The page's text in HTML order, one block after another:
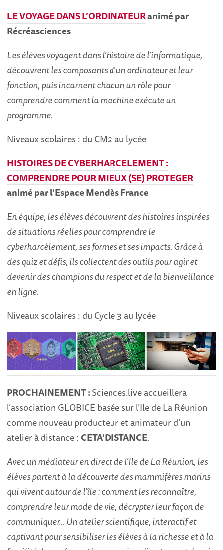
LE VOYAGE DANS L’ORDINATEURanimé par
Récréasciences
Les élèves voyagent dans l’histoire de l’informatique,
découvrent les composants d’un ordinateur et leur
fonction, puis incarnent chacun un rôle pour
comprendre comment la machine exécute un
programme.
Niveaux scolaires : du CM2 au lycée
HISTOIRES DE CYBERHARCELEMENT :
COMPRENDRE POUR MIEUX (SE) PROTEGER
animé par l’Espace Mendès France
En équipe, les élèves découvrent des histoires inspirées
de situations réelles pour comprendre le
cyberharcèlement, ses formes et ses impacts. Grâce à
des quiz et défis, ils collectent des outils pour agir et
devenir des champions du respect et de la bienveillance
en ligne.
Niveaux scolaires : du Cycle 3 au lycée
PROCHAINEMENT :Sciences.live accueillera
l’association GLOBICE basée sur l’Ile de La Réunion
comme nouveau producteur et animateur d’un
atelier à distance : CETA’DISTANCE.
Avec un médiateur en direct de l’Ile de La Réunion, les
élèves partent à la découverte des mammifères marins
qui vivent autour de l’île : comment les reconnaître,
comprendre leur mode de vie, décrypter leur façon de
communiquer… Un atelier scientifique, interactif et
captivant pour sensibiliser les élèves à la richesse et à la